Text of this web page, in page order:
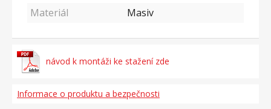
Materiál
Masiv
návod k montáži ke stažení zde
Informace o produktu a bezpečnosti